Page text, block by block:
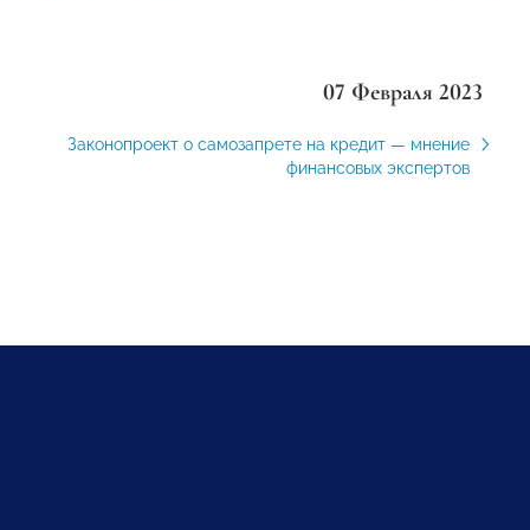
07 Февраля 2023
Законопроект о самозапрете на кредит — мнение
финансовых экспертов